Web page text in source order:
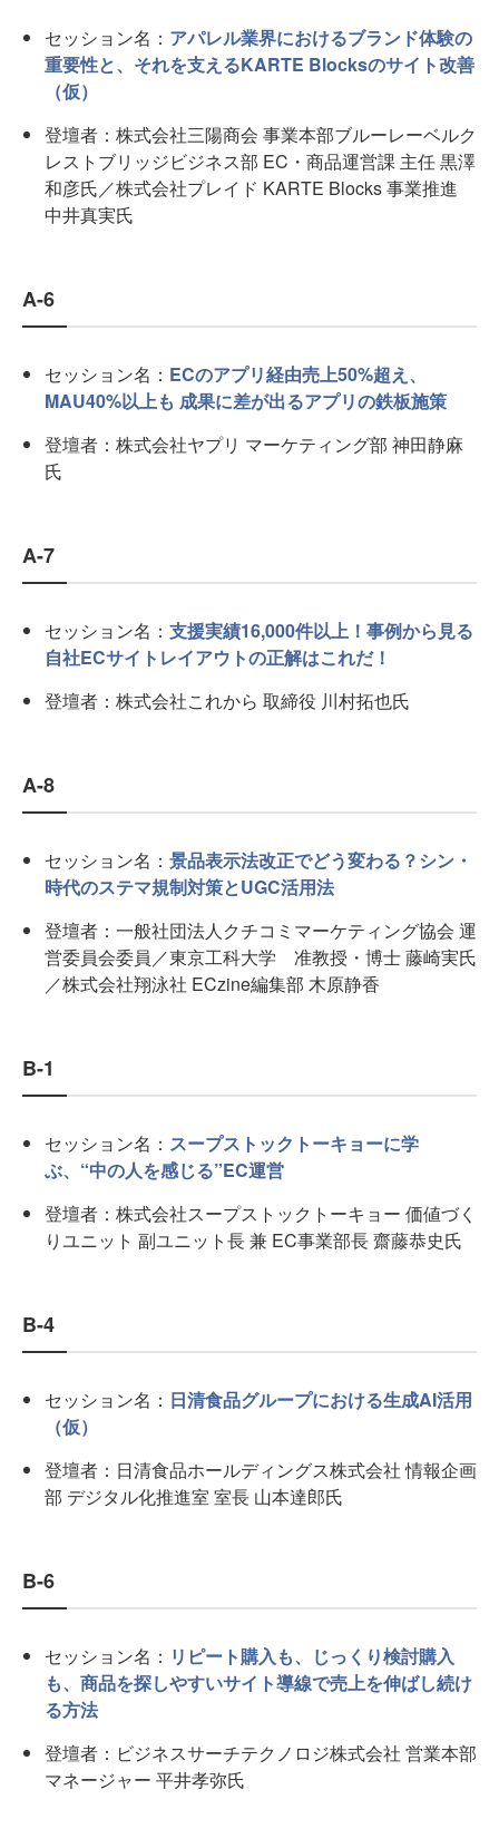
セッション名： アパレル業界におけるブランド体験の
重要性と、それを支えるKARTE Blocksのサイト改善
（仮）
登壇者：株式会社三陽商会 事業本部ブルーレーベルク
レストブリッジビジネス部 EC・商品運営課 主任 黒澤
和彦氏／株式会社プレイド KARTE Blocks 事業推進
中井真実氏
A-6
セッション名： ECのアプリ経由売上50%超え、
MAU40%以上も 成果に差が出るアプリの鉄板施策
登壇者：株式会社ヤプリ マーケティング部 神田静麻
氏
A-7
セッション名： 支援実績16,000件以上！事例から見る
自社ECサイトレイアウトの正解はこれだ！
登壇者：株式会社これから 取締役 川村拓也氏
A-8
セッション名： 景品表示法改正でどう変わる？シン・
時代のステマ規制対策とUGC活用法
登壇者：一般社団法人クチコミマーケティング協会 運
営委員会委員／東京工科大学 准教授・博士 藤崎実氏
／株式会社翔泳社 ECzine編集部 木原静香
B-1
セッション名： スープストックトーキョーに学
ぶ、“中の人を感じる”EC運営
登壇者：株式会社スープストックトーキョー 価値づく
りユニット 副ユニット長 兼 EC事業部長 齋藤恭史氏
B-4
セッション名： 日清食品グループにおける生成AI活用
（仮）
登壇者：日清食品ホールディングス株式会社 情報企画
部 デジタル化推進室 室長 山本達郎氏
B-6
セッション名： リピート購入も、じっくり検討購入
も、商品を探しやすいサイト導線で売上を伸ばし続け
る方法
登壇者：ビジネスサーチテクノロジ株式会社 営業本部
マネージャー 平井孝弥氏